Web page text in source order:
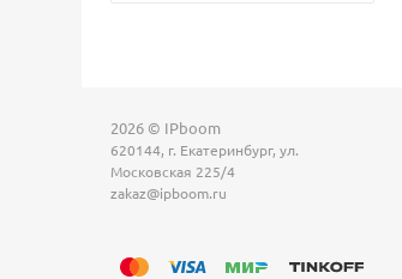
2026 © IPboom
620144, г. Екатеринбург, ул.
Московская 225/4
zakaz@ipboom.ru